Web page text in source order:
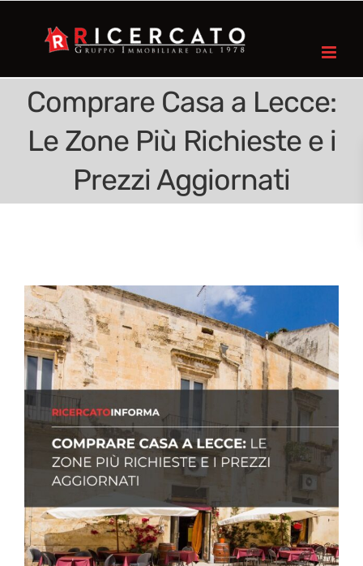
Comprare Casa a Lecce:
Le Zone Più Richieste e i
Prezzi Aggiornati